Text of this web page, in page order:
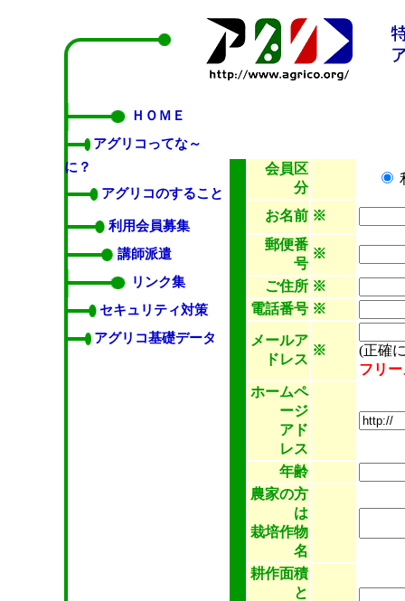
ＨＯＭＥ
アグリコってな～
に？
アグリコのすること
利用会員募集
講師派遣
リンク集
セキュリティ対策
アグリコ基礎データ
会員区
分
お名前 ※
郵便番
号
※
ご住所 ※
電話番号 ※
メールア
ドレス
※
(正確
フリ
ホームペ
ージ
アド
レス
年齢
農家の方
は
栽培作物
名
耕作面積
と